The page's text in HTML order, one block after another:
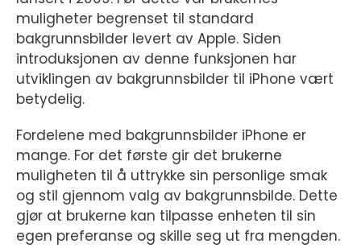
muligheter begrenset til standard
bakgrunnsbilder levert av Apple. Siden
introduksjonen av denne funksjonen har
utviklingen av bakgrunnsbilder til iPhone vært
betydelig.
Fordelene med bakgrunnsbilder iPhone er
mange. For det første gir det brukerne
muligheten til å uttrykke sin personlige smak
og stil gjennom valg av bakgrunnsbilde. Dette
gjør at brukerne kan tilpasse enheten til sin
egen preferanse og skille seg ut fra mengden.